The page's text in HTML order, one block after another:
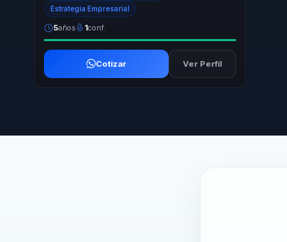
Estrategia Empresarial
5años 1conf.
Cotizar Ver Perfil